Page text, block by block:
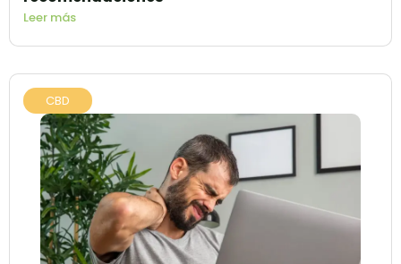
Leer más
CBD